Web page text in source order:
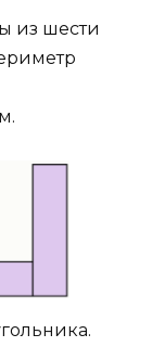
из шести